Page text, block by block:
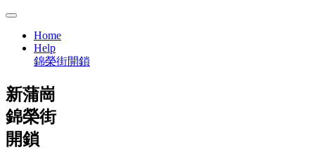
Home
Help
錦榮街開鎖
新蒲崗
錦榮街
開鎖